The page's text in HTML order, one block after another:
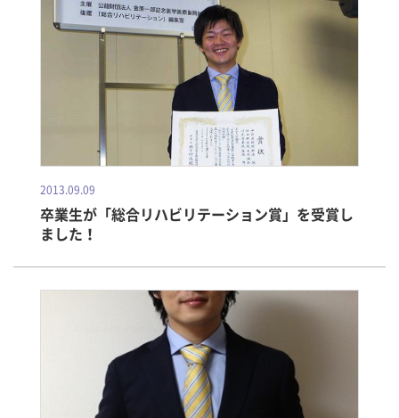
2013.09.09
卒業生が「総合リハビリテーション賞」を受賞し
ました！